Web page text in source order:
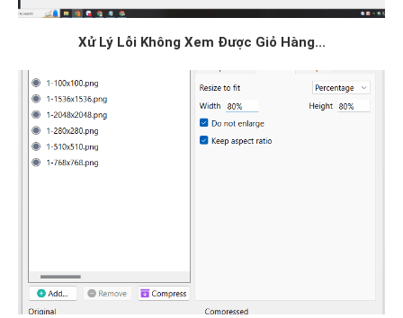
Xử Lý Lỗi Không Xem Được Giỏ Hàng...